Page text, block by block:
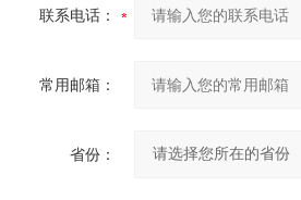
联系电话：
常用邮箱：
省份：